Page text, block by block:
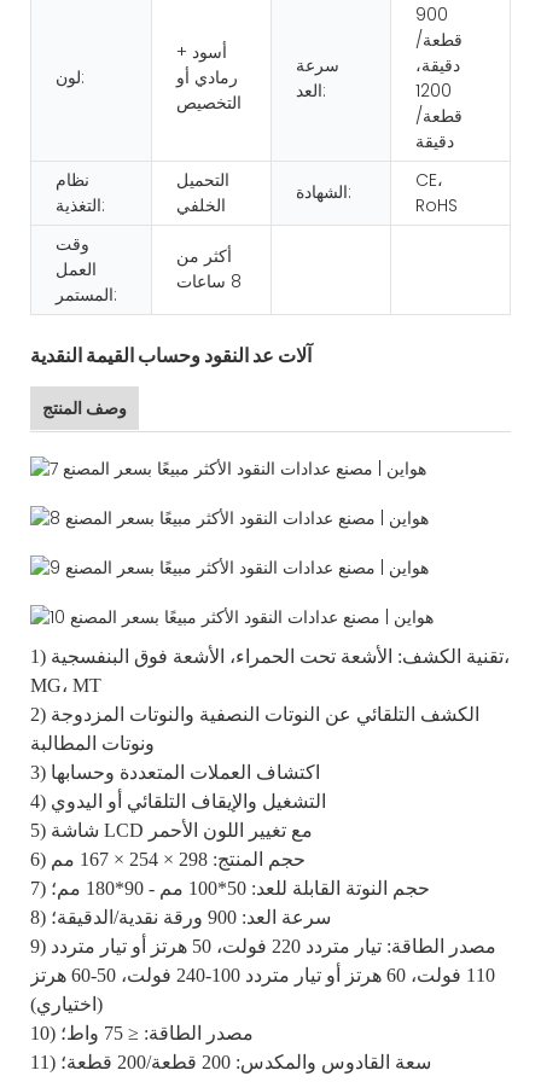
لون:
أسود +
رمادي أو
التخصيص
سرعة
العد:
900
قطعة/
دقيقة،
1200
قطعة/
دقيقة
نظام
التغذية:
التحميل
الخلفي
الشهادة:
CE،
RoHS
وقت
العمل
المستمر:
أكثر من
8 ساعات
آلات عد النقود وحساب القيمة النقدية
وصف المنتج
1) تقنية الكشف: الأشعة تحت الحمراء، الأشعة فوق البنفسجية،
MG، MT
2) الكشف التلقائي عن النوتات النصفية والنوتات المزدوجة
ونوتات المطالبة
3) اكتشاف العملات المتعددة وحسابها
4) التشغيل والإيقاف التلقائي أو اليدوي
5) شاشة LCD مع تغيير اللون الأحمر
6) حجم المنتج: 298 × 254 × 167 مم
7) حجم النوتة القابلة للعد: 50*100 مم - 90*180 مم؛
8) سرعة العد: 900 ورقة نقدية/الدقيقة؛
9) مصدر الطاقة: تيار متردد 220 فولت، 50 هرتز أو تيار متردد
110 فولت، 60 هرتز أو تيار متردد 100-240 فولت، 50-60 هرتز
(اختياري)
10) مصدر الطاقة: ≤ 75 واط؛
11) سعة القادوس والمكدس: 200 قطعة/200 قطعة؛